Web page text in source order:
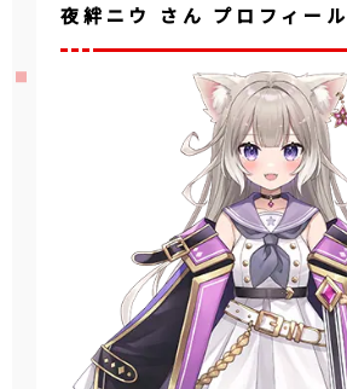
夜絆ニウ さん プロフィール